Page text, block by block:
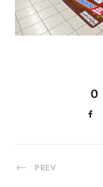
0
PREV